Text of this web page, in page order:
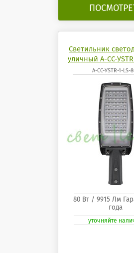
Светильник
уличный А-СС-
А-СС-УSTR-1-LS-
80 Вт / 9915 Лм
года
уточняйте